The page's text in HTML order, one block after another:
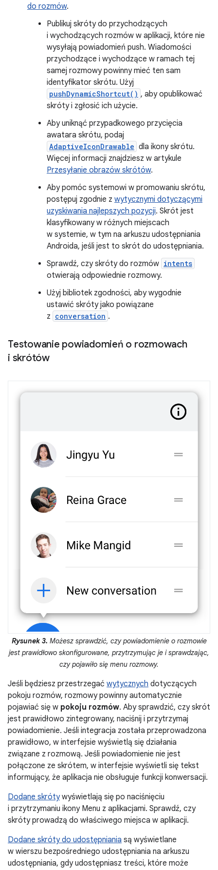
do rozmów.
Publikuj skróty do przychodzących
i wychodzących rozmów w aplikacji, które nie
wysyłają powiadomień push. Wiadomości
przychodzące i wychodzące w ramach tej
samej rozmowy powinny mieć ten sam
identyfikator skrótu. Użyj
pushDynamicShortcut() , aby opublikować
skróty i zgłosić ich użycie.
Aby uniknąć przypadkowego przycięcia
awatara skrótu, podaj
AdaptiveIconDrawable dla ikony skrótu.
Więcej informacji znajdziesz w artykule
Przesyłanie obrazów skrótów.
Aby pomóc systemowi w promowaniu skrótu,
postępuj zgodnie z wytycznymi dotyczącymi
uzyskiwania najlepszych pozycji. Skrót jest
klasyfikowany w różnych miejscach
w systemie, w tym na arkuszu udostępniania
Androida, jeśli jest to skrót do udostępniania.
Sprawdź, czy skróty do rozmów intents
otwierają odpowiednie rozmowy.
Użyj bibliotek zgodności, aby wygodnie
ustawić skróty jako powiązane
z conversation .
Testowanie powiadomień o rozmowach
i skrótów
Rysunek 3. Możesz sprawdzić, czy powiadomienie o rozmowie
jest prawidłowo skonfigurowane, przytrzymując je i sprawdzając,
czy pojawiło się menu rozmowy.
Jeśli będziesz przestrzegać wytycznych dotyczących
pokoju rozmów, rozmowy powinny automatycznie
pojawiać się w pokoju rozmów. Aby sprawdzić, czy skrót
jest prawidłowo zintegrowany, naciśnij i przytrzymaj
powiadomienie. Jeśli integracja została przeprowadzona
prawidłowo, w interfejsie wyświetlą się działania
związane z rozmową. Jeśli powiadomienie nie jest
połączone ze skrótem, w interfejsie wyświetli się tekst
informujący, że aplikacja nie obsługuje funkcji konwersacji.
Dodane skrótywyświetlają się po naciśnięciu
i przytrzymaniu ikony Menu z aplikacjami. Sprawdź, czy
skróty prowadzą do właściwego miejsca w aplikacji.
Dodane skróty do udostępniania są wyświetlane
w wierszu bezpośredniego udostępniania na arkuszu
udostępniania, gdy udostępniasz treści, które może